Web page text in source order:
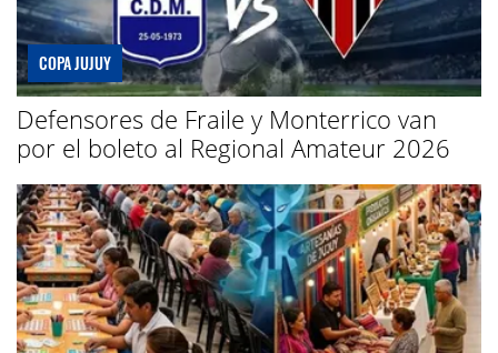
COPA JUJUY
Defensores de Fraile y Monterrico van
por el boleto al Regional Amateur 2026